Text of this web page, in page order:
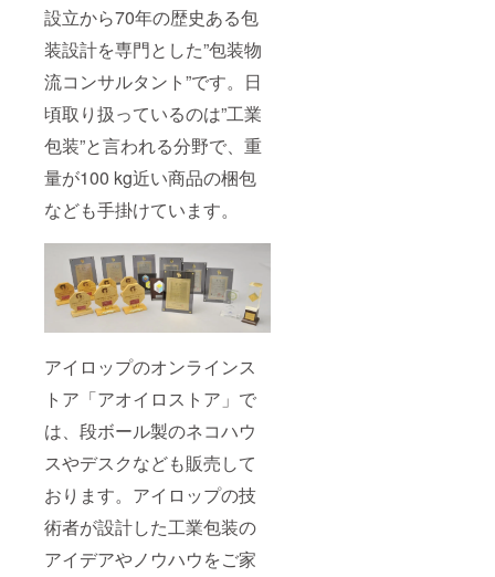
設立から70年の歴史ある包
装設計を専門とした”包装物
流コンサルタント”です。日
頃取り扱っているのは”工業
包装”と言われる分野で、重
量が100 kg近い商品の梱包
なども手掛けています。
アイロップのオンラインス
トア「アオイロストア」で
は、段ボール製のネコハウ
スやデスクなども販売して
おります。アイロップの技
術者が設計した工業包装の
アイデアやノウハウをご家